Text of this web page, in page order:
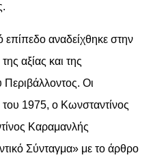
επίπεδο αναδείχθηκε στην
αξίας και της
Περιβάλλοντος. Οι
1975, ο Κωνσταντίνος
Καραμανλής
Σύνταγμα» με το άρθρο